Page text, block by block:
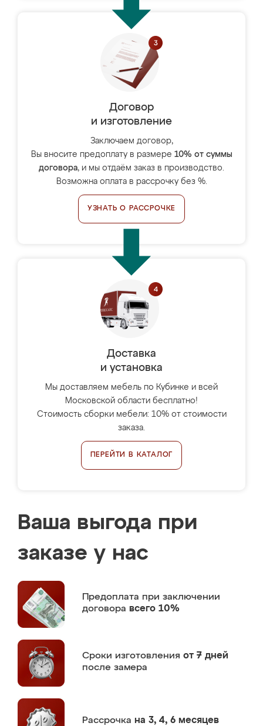
Договор
и изготовление
Заключаем договор,
Вы вносите предоплату в размере 10% от суммы
договора, и мы отдаём заказ в производство.
Возможна оплата в рассрочку без %.
УЗНАТЬ О РАССРОЧКЕ
Доставка
и установка
Мы доставляем мебель по Кубинке и всей
Московской области бесплатно!
Стоимость сборки мебели: 10% от стоимости
заказа.
ПЕРЕЙТИ В КАТАЛОГ
Ваша выгода при
заказе у нас
Предоплата при заключении
договора всего 10%
Сроки изготовления от 7 дней
после замера
Рассрочка на 3, 4, 6 месяцев